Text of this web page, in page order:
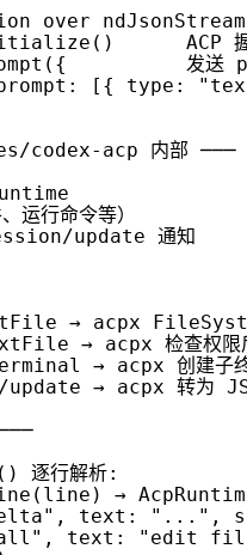
over ndJsonStream
() ACP
({ 发送
: [{ type :
/codex- acp 内部 ───
运行命令等）
/update 通知
→ acpx
→ acpx 检查权限
→ acpx 创建子
/update → acpx 转为
() 逐行解析:
( line ) →
, text : "..." ,
, text :
"edit